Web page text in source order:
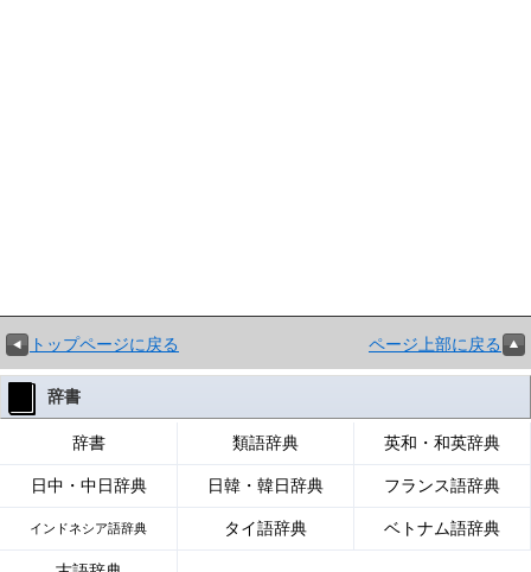
トップページに戻る ページ上部に戻る
辞書
辞書 類語辞典 英和・和英辞典
日中・中日辞典 日韓・韓日辞典 フランス語辞典
インドネシア語辞典 タイ語辞典 ベトナム語辞典